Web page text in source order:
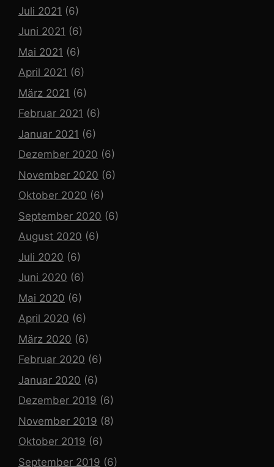
Juli 2021 (6)
Juni 2021 (6)
Mai 2021 (6)
April 2021 (6)
März 2021 (6)
Februar 2021 (6)
Januar 2021 (6)
Dezember 2020 (6)
November 2020 (6)
Oktober 2020 (6)
September 2020 (6)
August 2020 (6)
Juli 2020 (6)
Juni 2020 (6)
Mai 2020 (6)
April 2020 (6)
März 2020 (6)
Februar 2020 (6)
Januar 2020 (6)
Dezember 2019 (6)
November 2019 (8)
Oktober 2019 (6)
September 2019 (6)